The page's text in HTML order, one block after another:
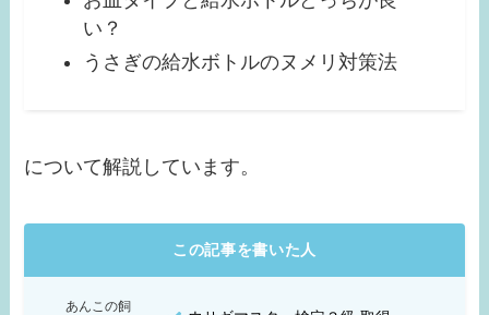
い？
うさぎの給水ボトルのヌメリ対策法
について解説しています。
この記事を書いた人
あんこの飼